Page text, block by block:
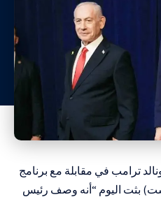
ترامب في مقابلة مع برنامج
​بثت ⁠اليوم “أنه وصف رئيس